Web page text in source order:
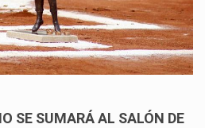
SE SUMARÁ AL SALÓN DE